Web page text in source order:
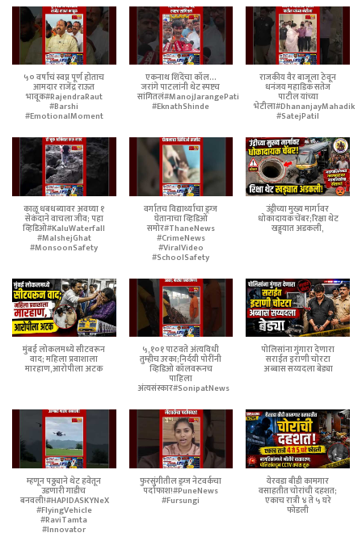
५० वर्षांचं स्वप्न पूर्ण होताच
आमदार राजेंद्र राऊत
भावूक#RajendraRaut
#Barshi
#EmotionalMoment
एकनाथ शिंदेंचा कॉल...
जरांगे पाटलांनी थेट स्पष्टच
सांगितलं#ManojJarangePatil
#EknathShinde
राजकीय वैर बाजूला ठेवून
धनंजय महाडिक सतेज
पाटील यांच्या
भेटीला#DhananjayMahadik
#SatejPatil
काळू धबधब्यावर अवघ्या १
सेकंदाने वाचला जीव; पहा
व्हिडिओ#KaluWaterfall
#MalshejGhat
#MonsoonSafety
वर्गातच विद्यार्थ्याचा ड्रग्ज
घेतानाचा व्हिडिओ
समोर#ThaneNews
#CrimeNews
#ViralVideo
#SchoolSafety
उंड्रीच्या मुख्य मार्गावर
धोकादायक चेंबर;रिक्षा थेट
खड्ड्यात अडकली,
मुंबई लोकलमध्ये सीटवरून
वाद; महिला प्रवाशाला
मारहाण,आरोपीला अटक
५,१०१ पाठवते अंत्यविधी
तुम्हीच उरका;निर्दयी पोरींनी
व्हिडिओ कॉलवरूनच
पाहिला
अंत्यसंस्कार#SonipatNews
पोलिसांना गुंगारा देणारा
सराईत इराणी चोरटा
अब्बास सय्यदला बेड्या
म्हणून पठ्ठ्याने थेट हवेतून
उडणारी गाडीच
बनवली!#HAPIDASKYNeX
#FlyingVehicle
#RaviTamta
#Innovator
फुरसुंगीतील ड्रग्ज नेटवर्कचा
पर्दाफाश!#PuneNews
#Fursungi
येरवडा बीडी कामगार
वसाहतीत चोरांची दहशत;
एकाच रात्री ४ ते ५ घरे
फोडली